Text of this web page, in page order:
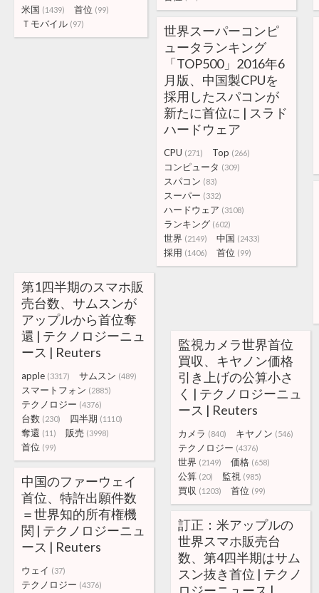
米国 (1439) 首位 (99)
Ｔモバイル (97)
世界スーパーコンピ
ュータランキング
「TOP500」2016年6
月版、中国製CPUを
採用したスパコンが
新たに首位に | スラド
ハードウェア
CPU (271) Top (266)
コンピュータ (309)
スパコン (83)
スーパー (332)
ハードウェア (3108)
ランキング (602)
世界 (2149) 中国 (2433)
採用 (1406) 首位 (99)
第1四半期のスマホ販
売台数、サムスンが
アップルから首位奪
還 | テクノロジーニュ
ース | Reuters
apple (3317) サムスン (489)
スマートフォン (2885)
テクノロジー (4376)
台数 (230) 四半期 (1110)
奪還 (11) 販売 (3998)
首位 (99)
監視カメラ世界首位
買収、キヤノン価格
引き上げの公算小さ
く | テクノロジーニュ
ース | Reuters
カメラ (840) キヤノン (546)
テクノロジー (4376)
世界 (2149) 価格 (658)
公算 (20) 監視 (985)
買収 (1203) 首位 (99)
中国のファーウェイ
首位、特許出願件数
＝世界知的所有権機
関 | テクノロジーニュ
ース | Reuters
ウェイ (37)
テクノロジー (4376)
訂正：米アップルの
世界スマホ販売台
数、第4四半期はサム
スン抜き首位 | テクノ